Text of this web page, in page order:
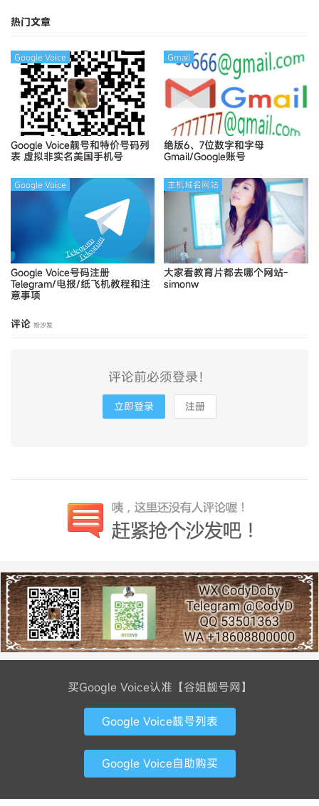
热门文章
Google Voice靓号和特价号码列
表 虚拟非实名美国手机号
Google Voice
绝版6、7位数字和字母
Gmail/Google账号
Gmail
Google Voice号码注册
Telegram/电报/纸飞机教程和注
意事项
Google Voice
大家看教育片都去哪个网站-
simonw
主机域名网站
评论 抢沙发
评论前必须登录！
立即登录 注册
买Google Voice认准【谷姐靓号网】
Google Voice靓号列表
Google Voice自助购买